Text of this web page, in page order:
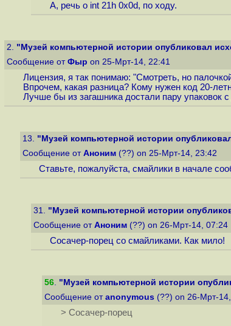
А, речь о int 21h 0x0d, по ходу.
2. "Музей компьютерной истории опубликовал
Сообщение от Фыр on 25-Мрт-14, 22:41
Лицензия, я так понимаю: "Смотреть, но
Впрочем, какая разница? Кому нужен код 20-
Лучше бы из загашника достали пару упаковок
13. "Музей компьютерной истории
Сообщение от Аноним (??) on 25-Мрт-14, 23:42
Ставьте, пожалуйста, смайлики в начале
31. "Музей компьютерной истории
Сообщение от Аноним (??) on 26-Мрт-14, 07:24
Сосачер-порец со смайликами. Как мило!
56. "Музей компьютерной истории
Сообщение от anonymous (??) on 26-Мрт-
> Сосачер-порец